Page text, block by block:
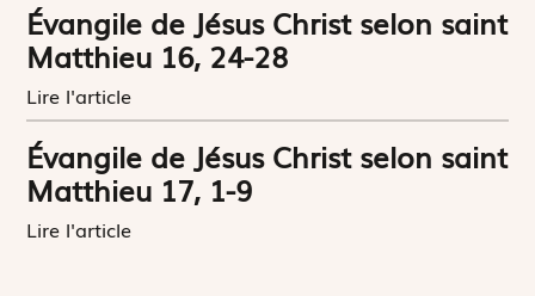
Évangile de Jésus Christ selon saint
Matthieu 16, 24-28
Lire l'article
Évangile de Jésus Christ selon saint
Matthieu 17, 1-9
Lire l'article